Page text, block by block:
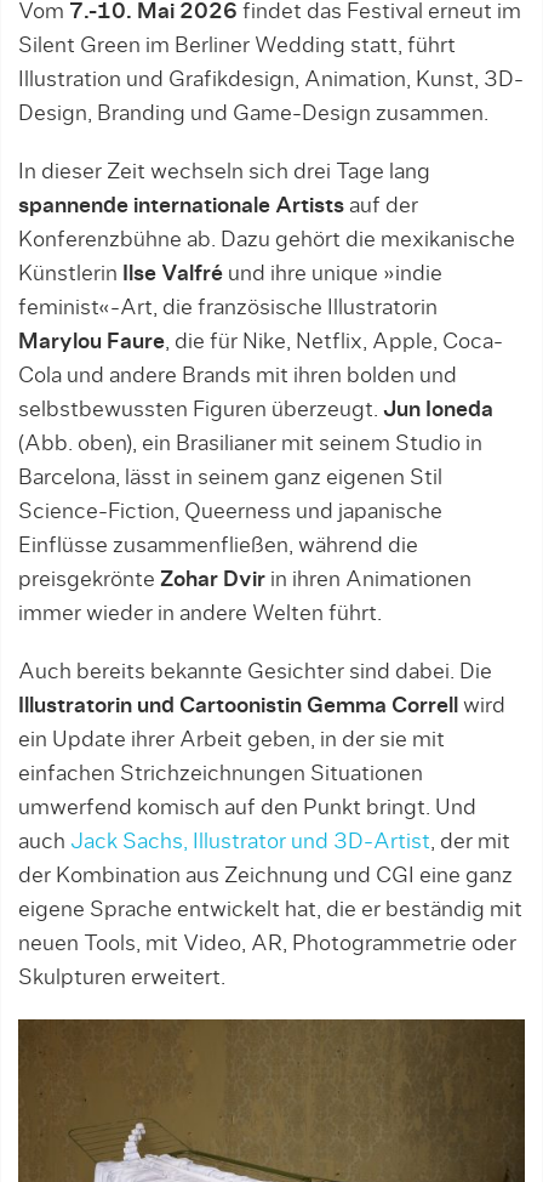
Vom 7.-10. Mai 2026 findet das Festival erneut im
Silent Green im Berliner Wedding statt, führt
Illustration und Grafikdesign, Animation, Kunst, 3D-
Design, Branding und Game-Design zusammen.
In dieser Zeit wechseln sich drei Tage lang
spannende internationale Artists auf der
Konferenzbühne ab. Dazu gehört die mexikanische
Künstlerin
Ilse Valfré und ihre unique »indie
feminist«-Art, die französische Illustratorin
Marylou Faure, die für Nike, Netflix, Apple, Coca-
Cola und andere Brands mit ihren bolden und
selbstbewussten Figuren überzeugt. Jun Ioneda
(Abb. oben), ein Brasilianer mit seinem Studio in
Barcelona, lässt in seinem ganz eigenen Stil
Science-Fiction, Queerness und japanische
Einflüsse zusammenfließen, während die
preisgekrönte Zohar Dvir in ihren Animationen
immer wieder in andere Welten führt.
Auch bereits bekannte Gesichter sind dabei. Die
Illustratorin und Cartoonistin Gemma Correll
wird
ein Update ihrer Arbeit geben, in der sie mit
einfachen Strichzeichnungen Situationen
umwerfend komisch auf den Punkt bringt. Und
auch Jack Sachs, Illustrator und 3D-Artist, der mit
der Kombination aus Zeichnung und CGI eine ganz
eigene Sprache entwickelt hat, die er beständig mit
neuen Tools, mit Video, AR, Photogrammetrie oder
Skulpturen erweitert.